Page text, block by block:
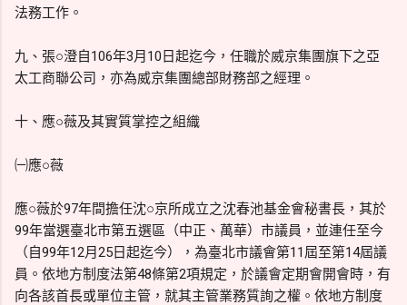
法務工作。
九、張○澄自106年3月10日起迄今，任職於威京集團旗下之亞
太工商聯公司，亦為威京集團總部財務部之經理。
十、應○薇及其實質掌控之組織
㈠應○薇
應○薇於97年間擔任沈○京所成立之沈春池基金會秘書長，其於
99年當選臺北市第五選區（中正、萬華）市議員，並連任至今
（自99年12月25日起迄今），為臺北市議會第11屆至第14屆議
員。依地方制度法第48條第2項規定，於議會定期會開會時，有
向各該首長或單位主管，就其主管業務質詢之權。依地方制度